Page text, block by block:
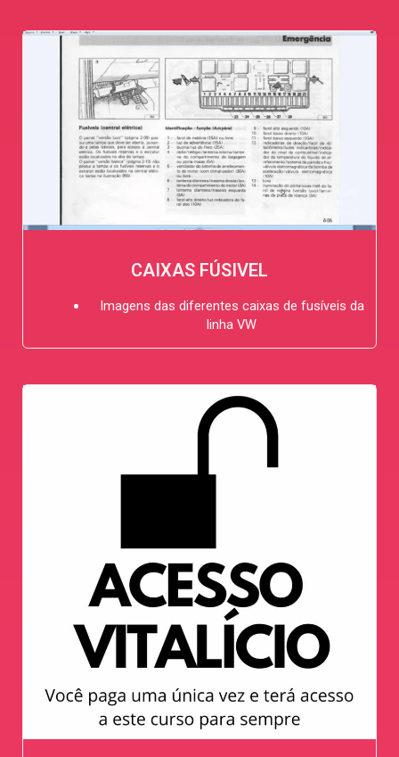
CAIXAS FÚSIVEL
Imagens das diferentes caixas de fusíveis da
linha VW